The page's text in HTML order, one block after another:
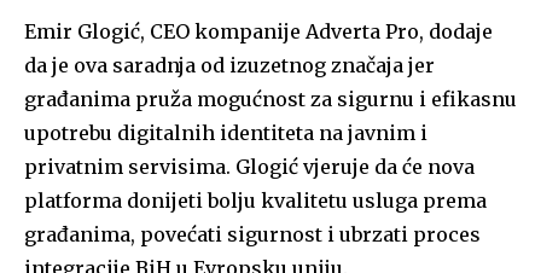
Emir Glogić, CEO kompanije Adverta Pro, dodaje
da je ova saradnja od izuzetnog značaja jer
građanima pruža mogućnost za sigurnu i efikasnu
upotrebu digitalnih identiteta na javnim i
privatnim servisima. Glogić vjeruje da će nova
platforma donijeti bolju kvalitetu usluga prema
građanima, povećati sigurnost i ubrzati proces
integracije BiH u Evropsku uniju.